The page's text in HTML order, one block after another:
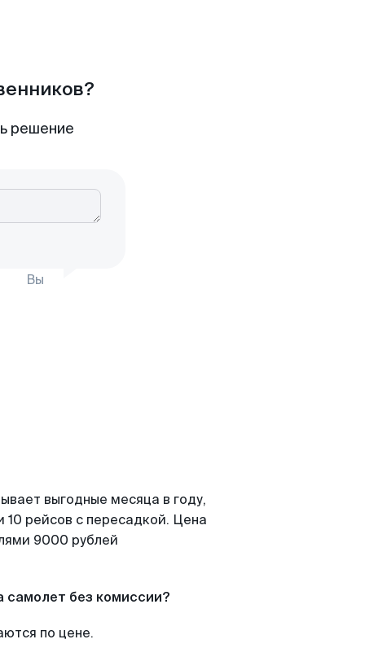
решение
Вы
выгодные месяца в году,
рейсов с пересадкой. Цена
9000 рублей
самолет без комиссии?
по цене.